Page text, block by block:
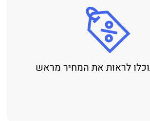
לראות את המחיר מראש